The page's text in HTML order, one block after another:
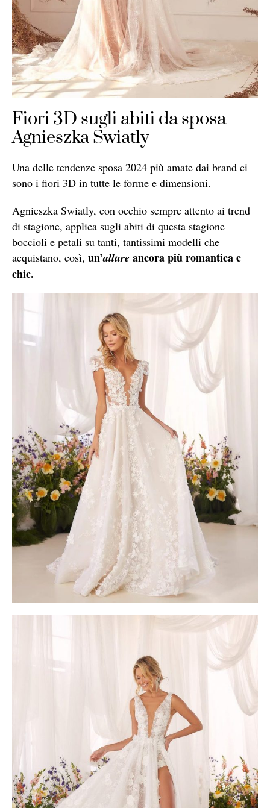
Fiori 3D sugli abiti da sposa
Agnieszka Swiatly
Una delle tendenze sposa 2024 più amate dai brand ci
sono i fiori 3D in tutte le forme e dimensioni.
Agnieszka Swiatly, con occhio sempre attento ai trend
di stagione, applica sugli abiti di questa stagione
boccioli e petali su tanti, tantissimi modelli che
acquistano, così, un’allure ancora più romantica e
chic.